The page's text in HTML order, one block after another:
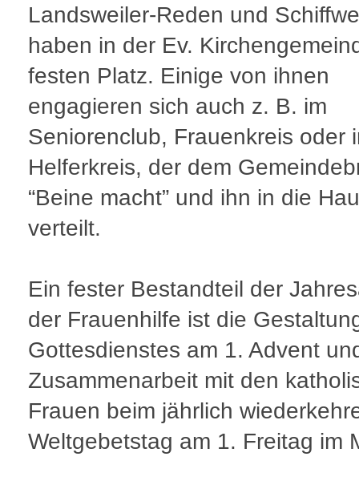
Landsweiler-Reden und
haben in der Ev.
festen Platz. Einige von ihnen
engagieren sich auch z. B. im
Seniorenclub, Frauenkreis oder
Helferkreis, der dem
“Beine macht” und ihn in die
verteilt.
Ein fester Bestandteil der
der Frauenhilfe ist die
Gottesdienstes am 1. Advent
Zusammenarbeit mit den
Frauen beim jährlich
Weltgebetstag am 1. Freitag im